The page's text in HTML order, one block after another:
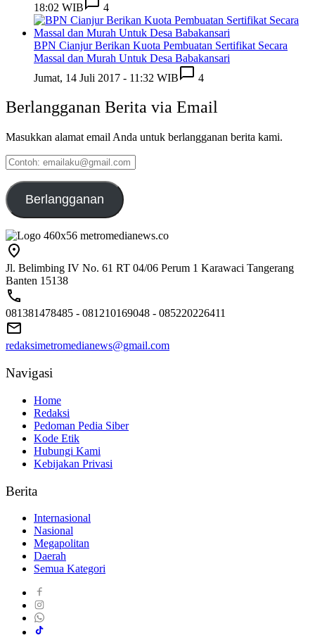
18:02 WIB
4
BPN Cianjur Berikan Kuota Pembuatan Sertifikat Secara
Massal dan Murah Untuk Desa Babakansari
Jumat, 14 Juli 2017 - 11:32 WIB
4
Berlangganan Berita via Email
Masukkan alamat email Anda untuk berlangganan berita kami.
Contoh:
emailaku@gmail.com
Berlangganan
Jl. Belimbing IV No. 61 RT 04/06 Perum 1 Karawaci Tangerang
Banten 15138
081381478485 - 081210169048 - 085220226411
redaksimetromedianews@gmail.com
Navigasi
Home
Redaksi
Pedoman Pedia Siber
Kode Etik
Hubungi Kami
Kebijakan Privasi
Berita
Internasional
Nasional
Megapolitan
Daerah
Semua Kategori